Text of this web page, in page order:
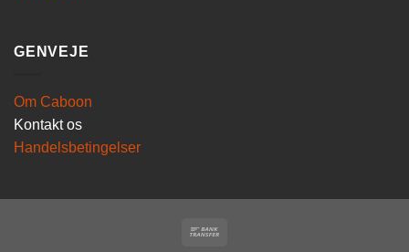
GENVEJE
Om Caboon
Kontakt os
Handelsbetingelser